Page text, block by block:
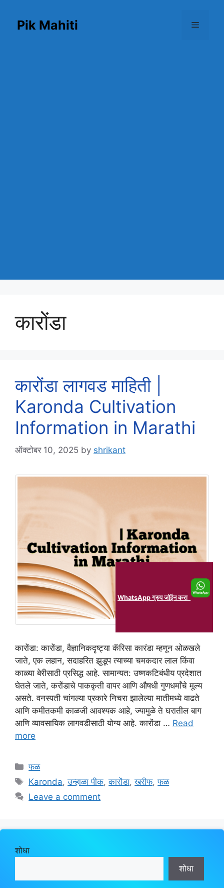
contentPik Mahiti Menu
कारोंडा
कारोंडा लागवड माहिती |
Karonda Cultivation
Information in Marathi
ऑक्टोबर 10, 2025 by shrikant
कारोंडा: कारोंडा, वैज्ञानिकदृष्ट्या कॅरिसा कारंडा म्हणून ओळखले
जाते, एक लहान, सदाहरित झुडूप त्याच्या चमकदार लाल किंवा
काळ्या बेरीसाठी प्रसिद्ध आहे. सामान्यत: उष्णकटिबंधीय प्रदेशात
घेतले जाते, करोंडाचे पाककृती वापर आणि औषधी गुणधर्मांचे मूल्य
असते. वनस्पती चांगल्या प्रकारे निचरा झालेल्या मातीमध्ये वाढते
आणि कमीतकमी काळजी आवश्यक आहे, ज्यामुळे ते घरातील बाग
आणि व्यावसायिक लागवडीसाठी योग्य आहे. कारोंडा … Read
more
Categories
फळ
Tags
Karonda,उन्हाळा पीक,कारोंडा,खरीफ,फळ
Leave a comment
शोधा
शोधा
WhatsApp ग्रुप जॉईन करा